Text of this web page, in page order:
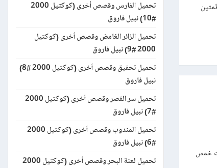
ومنظمتين
مخابرات خمس
تحميل الفارس وقصص أخرى (كوكتيل 2000
#10) نبيل فاروق
تحميل الزائر الغامض وقصص أخرى (كوكتيل
2000 #9) نبيل فاروق
تحميل تحقيق وقصص أخرى (كوكتيل 2000 #8)
نبيل فاروق
تحميل سر القصر وقصص أخرى (كوكتيل 2000
#7) نبيل فاروق
تحميل المندوب وقصص أخرى (كوكتيل 2000
#6) نبيل فاروق
تحميل لعنة البحر وقصص أخرى (كوكتيل 2000